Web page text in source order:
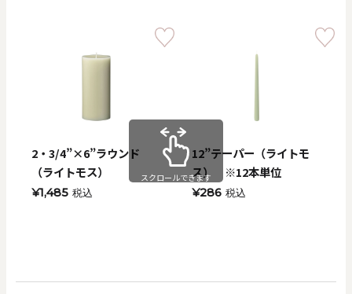
2・3/4”×6”ラウンド
（ライトモス）
¥1,485 税込
12”テーパー（ライトモ
ス） ※12本単位
¥286 税込
スクロールできます